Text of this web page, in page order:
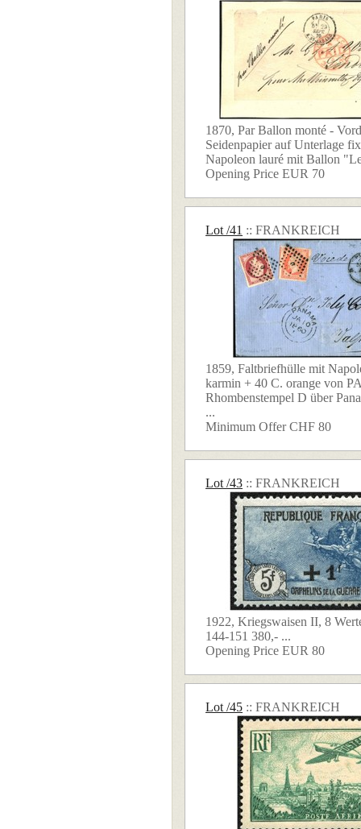
1870, Par Ballon monté -
Seidenpapier auf Unterlage
Napoleon lauré mit Ballon
Opening Price EUR 70
Lot /41 :: FRANKREICH
1859, Faltbriefhülle mit
karmin + 40 C. orange von
Rhombenstempel D über
...
Minimum Offer CHF 80
Lot /43 :: FRANKREICH
1922, Kriegswaisen II, 8
144-151 380,- ...
Opening Price EUR 80
Lot /45 :: FRANKREICH